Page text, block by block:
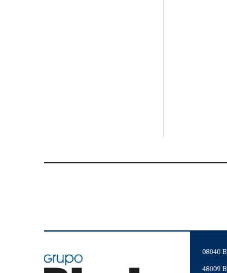
08040
48009